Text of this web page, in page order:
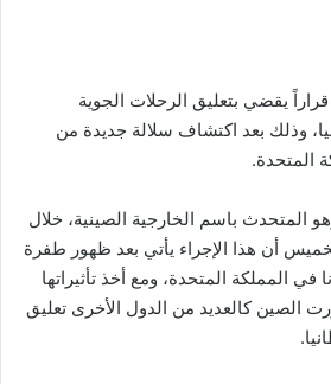
يقضي بتعليق الرحلات الجوية
وذلك بعد اكتشاف سلالة جديدة من
المتحدة.
المتحدث باسم الخارجية الصينية، خلال
أن هذا الإجراء يأتي بعد ظهور طفرة
المملكة المتحدة، ومع أخذ تأثيراتها
الصين كالعديد من الدول الأخرى تعليق